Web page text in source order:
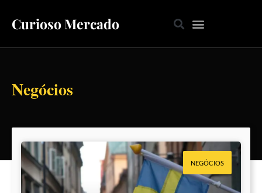
Curioso Mercado
Negócios
NEGÓCIOS